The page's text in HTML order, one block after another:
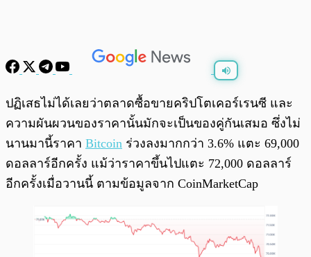
พร้อมเล่น 0:00 /0:00
ปฏิเสธไม่ได้เลยว่าตลาดซื้อขายคริปโตเคอร์เรนซี และ
ความผันผวนของราคานั้นมักจะเป็นของคู่กันเสมอ ซึ่งไม่
นานมานี้ราคา Bitcoin ร่วงลงมากกว่า 3.6% แตะ 69,000
ดอลลาร์อีกครั้ง แม้ว่าราคาขึ้นไปแตะ 72,000 ดอลลาร์
อีกครั้งเมื่อวานนี้ ตามข้อมูลจาก CoinMarketCap